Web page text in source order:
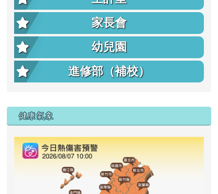
家長會
幼兒園
進修部（補校）
右邊區域內容
健康氣象